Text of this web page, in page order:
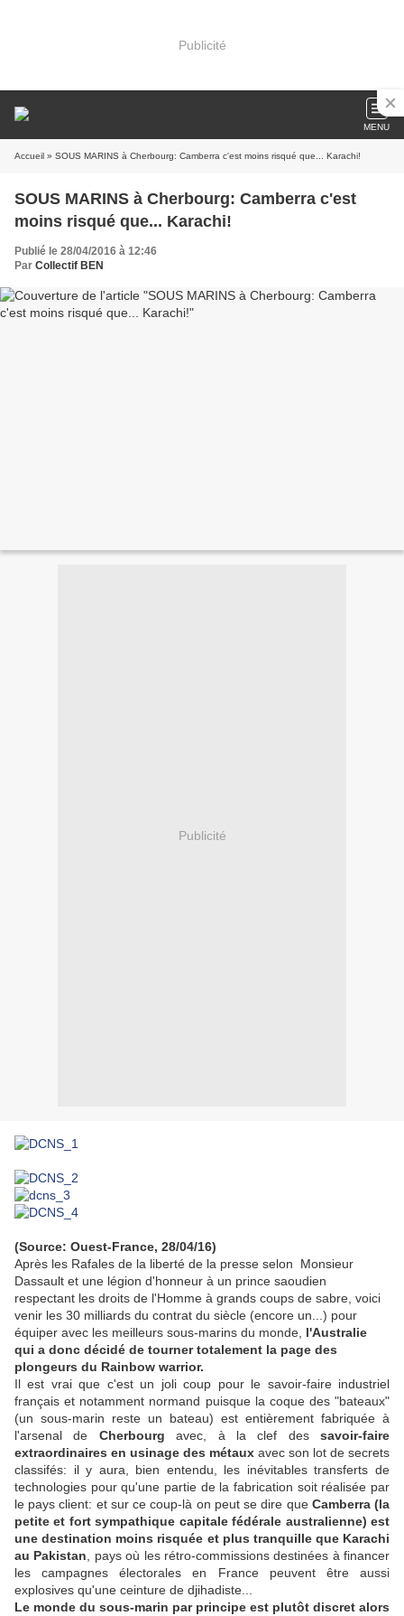
Publicité
MENU
Accueil » SOUS MARINS à Cherbourg: Camberra c'est moins risqué que... Karachi!
SOUS MARINS à Cherbourg: Camberra c'est
moins risqué que... Karachi!
Publié le 28/04/2016 à 12:46
Par Collectif BEN
Publicité
(Source: Ouest-France, 28/04/16)
Après les Rafales de la liberté de la presse selon Monsieur
Dassault et une légion d'honneur à un prince saoudien
respectant les droits de l'Homme à grands coups de sabre, voici
venir les 30 milliards du contrat du siècle (encore un...) pour
équiper avec les meilleurs sous-marins du monde, l'Australie
qui a donc décidé de tourner totalement la page des
plongeurs du Rainbow warrior.
Il est vrai que c'est un joli coup pour le savoir-faire industriel
français et notamment normand puisque la coque des "bateaux"
(un sous-marin reste un bateau) est entièrement fabriquée à
l'arsenal de Cherbourg avec, à la clef dessavoir-faire
extraordinaires en usinage des métaux avec son lot de secrets
classifés: il y aura, bien entendu, les inévitables transferts de
technologies pour qu'une partie de la fabrication soit réalisée par
le pays client: et sur ce coup-là on peut se dire que Camberra (la
petite et fort sympathique capitale fédérale australienne) est
une destination moins risquée et plus tranquille que Karachi
au Pakistan , pays où les rétro-commissions destinées à financer
les campagnes électorales en France peuvent être aussi
explosives qu'une ceinture de djihadiste...
Le monde du sous-marin par principe est plutôt discret alors